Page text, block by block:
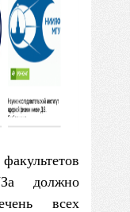
должно
всех